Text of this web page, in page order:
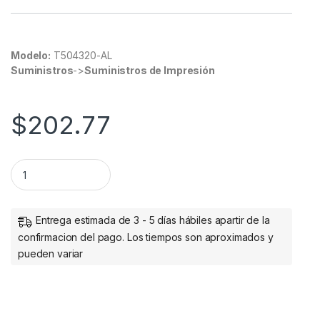
Modelo: T504320-AL
Suministros->Suministros de Impresión
$202.77
Tanque de Tinta Epson T504 Magenta, 70ml SERIE L PARA
Entrega estimada de 3 - 5 días hábiles apartir de la
confirmacion del pago. Los tiempos son aproximados y
pueden variar